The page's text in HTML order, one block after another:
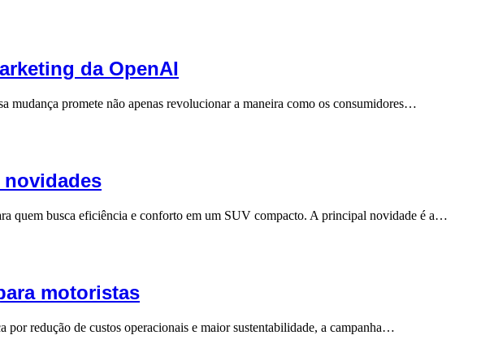
da OpenAI
mudança promete não apenas revolucionar a maneira como os consumidores…
novidades
quem busca eficiência e conforto em um SUV compacto. A principal novidade é a…
motoristas
por redução de custos operacionais e maior sustentabilidade, a campanha…